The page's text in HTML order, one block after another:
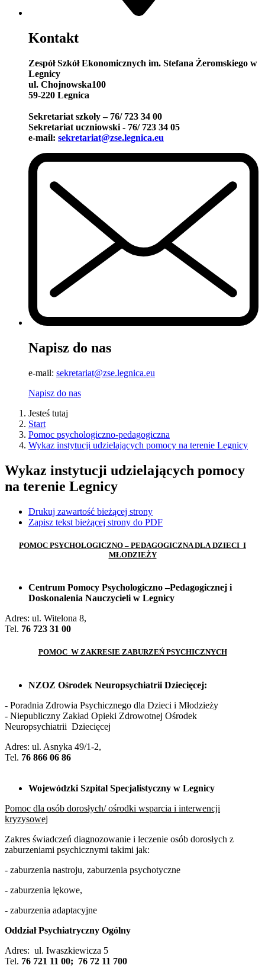
Kontakt
Zespół Szkół Ekonomicznych im. Stefana Żeromskiego w
Legnicy
ul. Chojnowska100
59-220 Legnica
Sekretariat szkoły – 76/ 723 34 00
Sekretariat uczniowski - 76/ 723 34 05
e-mail: sekretariat@zse.legnica.eu
Napisz do nas
e-mail: sekretariat@zse.legnica.eu
Napisz do nas
Jesteś tutaj
Start
Pomoc psychologiczno-pedagogiczna
Wykaz instytucji udzielających pomocy na terenie Legnicy
Wykaz instytucji udzielających pomocy
na terenie Legnicy
Drukuj zawartość bieżącej strony
Zapisz tekst bieżącej strony do PDF
POMOC PSYCHOLOGICZNO – PEDAGOGICZNA DLA DZIECI I
MŁODZIEŻY
Centrum Pomocy Psychologiczno –Pedagogicznej i
Doskonalenia Nauczycieli w Legnicy
Adres: ul. Witelona 8,
Tel. 76 723 31 00
POMOC W ZAKRESIE ZABURZEŃ PSYCHICZNYCH
NZOZ Ośrodek Neuropsychiatrii Dziecięcej:
- Poradnia Zdrowia Psychicznego dla Dzieci i Młodzieży
- Niepubliczny Zakład Opieki Zdrowotnej Ośrodek
Neuropsychiatrii Dziecięcej
Adres: ul. Asnyka 49/1-2,
Tel. 76 866 06 86
Wojewódzki Szpital Specjalistyczny w Legnicy
Pomoc dla osób dorosłych/ ośrodki wsparcia i interwencji
kryzysowej
Zakres świadczeń diagnozowanie i leczenie osób dorosłych z
zaburzeniami psychicznymi takimi jak:
- zaburzenia nastroju, zaburzenia psychotyczne
- zaburzenia lękowe,
- zaburzenia adaptacyjne
Oddział Psychiatryczny Ogólny
Adres: ul. Iwaszkiewicza 5
Tel. 76 721 11 00; 76 72 11 700